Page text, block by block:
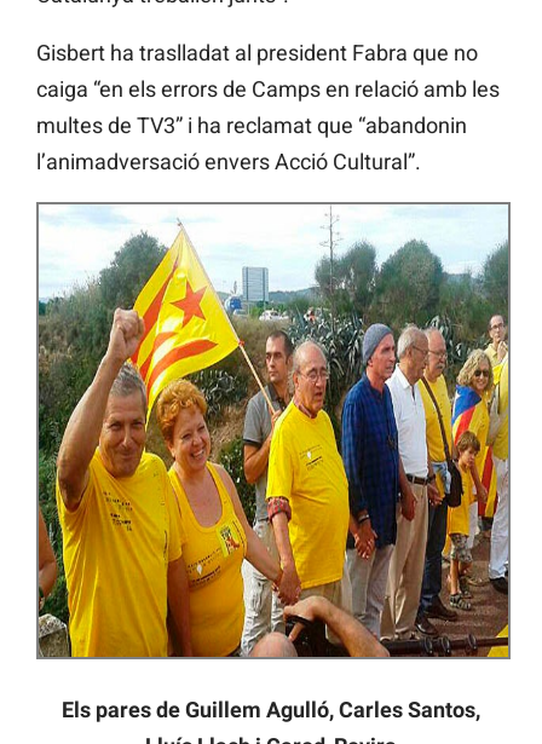
Gisbert ha traslladat al president Fabra que no
caiga “en els errors de Camps en relació amb les
multes de TV3” i ha reclamat que “abandonin
l’animadversació envers Acció Cultural”.
Els pares de Guillem Agulló, Carles Santos,